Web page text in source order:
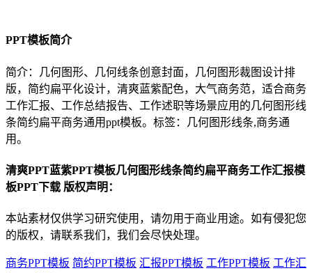
PPT模板简介
简介：几何图形、几何线条创意封面，几何图形裁图设计排
版，简约扁平化设计，清爽蓝紫配色，大气商务范，适合商务
工作汇报、工作总结报告、工作述职等场景应用的几何图形线
条简约扁平商务通用ppt模板。标签：几何图形线条,商务通
用。
清爽PPT蓝紫PPT模板几何图形线条简约扁平商务工作汇报模
板PPT下载 版权声明：
本站素材仅供学习研究使用，请勿用于商业用途。如有侵犯您
的版权，请联系我们，我们会尽快处理。
商务PPT模板 简约PPT模板 汇报PPT模板 工作PPT模板 工作汇